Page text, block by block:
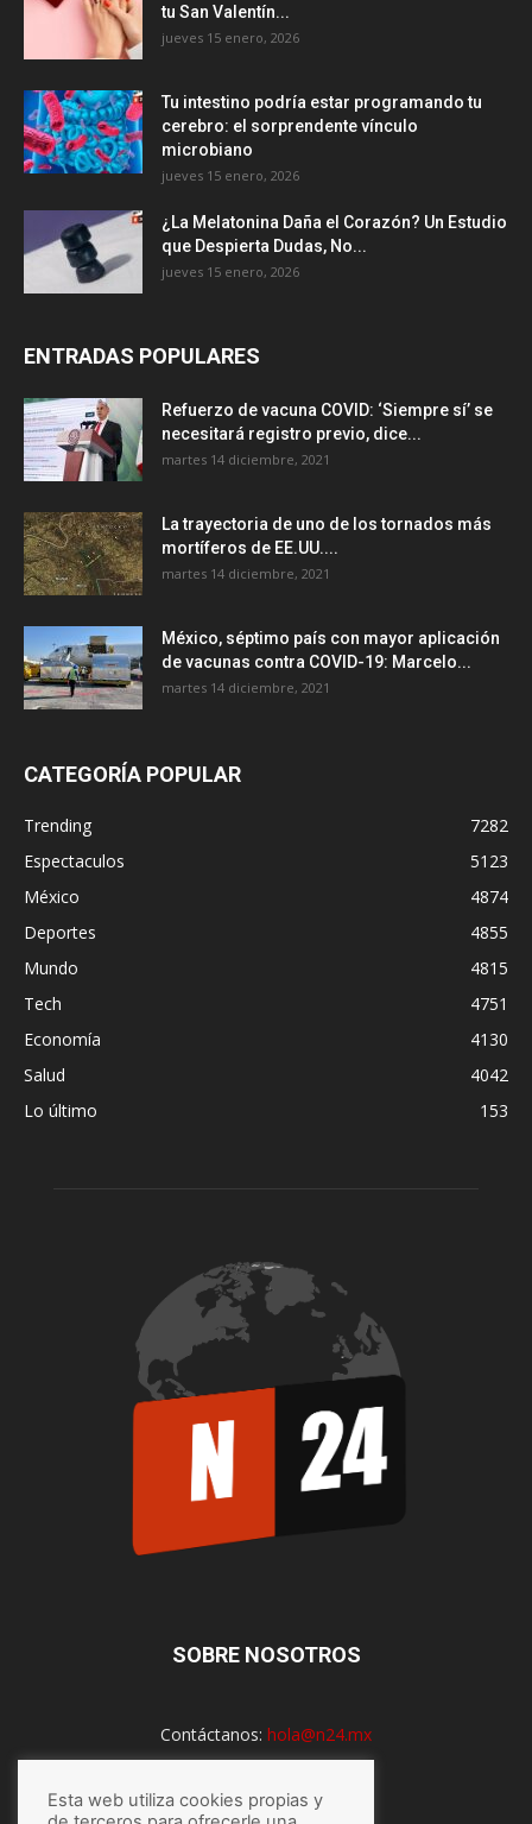
tu San Valentín...
jueves 15 enero, 2026
Tu intestino podría estar programando tu
cerebro: el sorprendente vínculo
microbiano
jueves 15 enero, 2026
¿La Melatonina Daña el Corazón? Un Estudio
que Despierta Dudas, No...
jueves 15 enero, 2026
ENTRADAS POPULARES
Refuerzo de vacuna COVID: ‘Siempre sí’ se
necesitará registro previo, dice...
martes 14 diciembre, 2021
La trayectoria de uno de los tornados más
mortíferos de EE.UU....
martes 14 diciembre, 2021
México, séptimo país con mayor aplicación
de vacunas contra COVID-19: Marcelo...
martes 14 diciembre, 2021
CATEGORÍA POPULAR
Trending
7282
Espectaculos
5123
México
4874
Deportes
4855
Mundo
4815
Tech
4751
Economía
4130
Salud
4042
Lo último
153
SOBRE NOSOTROS
Contáctanos: hola@n24.mx
Esta web utiliza cookies propias y